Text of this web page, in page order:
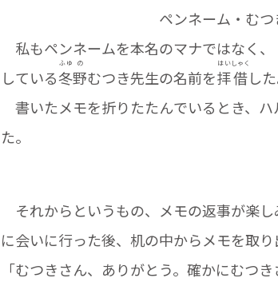
ペンネーム・むつき
私もペンネームを本名のマナではなく
している冬
ふゆ
野
の
むつき先生の名前を拝
はい
借
しゃく
した
書いたメモを折りたたんでいるとき、
た。
それからというもの、メモの返事が楽
に会いに行った後、机の中からメモを取り
「むつきさん、ありがとう。確かにむつ